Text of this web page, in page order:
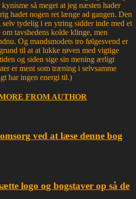
så meget at jeg næsten hader
hadet nogen ret længe ad gangen. Den
selv tydelig i en ytring sidder inde med et
tavshedens kolde klinge, men
Og mandsmodets tro følgesvend er
til at at lukke røven med vigtige
og siden sige sin mening ærligt
er ment som træning i selvsamme
har ingen energi til.)
FROM AUTHOR
ved at læse denne bog
logo og bogstaver op så de